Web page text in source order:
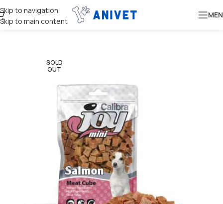
Skip to navigation
Skip to main content
SOLD
OUT